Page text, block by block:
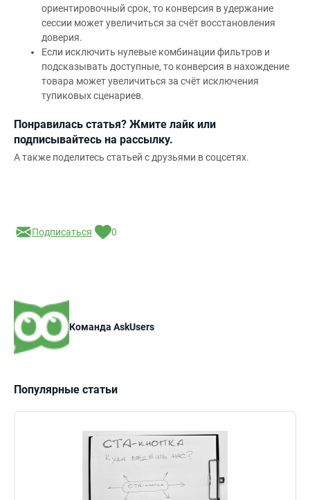
ориентировочный срок, то конверсия в удержание
сессии может увеличиться за счёт восстановления
доверия.
Если исключить нулевые комбинации фильтров и
подсказывать доступные, то конверсия в нахождение
товара может увеличиться за счёт исключения
тупиковых сценариев.
Понравилась статья? Жмите лайк или
подписывайтесь на рассылку.
А также поделитесь статьей с друзьями в соцсетях.
Подписаться 0
Команда AskUsers
Популярные статьи